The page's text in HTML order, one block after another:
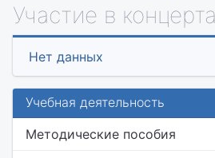
Участие в
Нет данных
Учебная деятельность
Методические пособия